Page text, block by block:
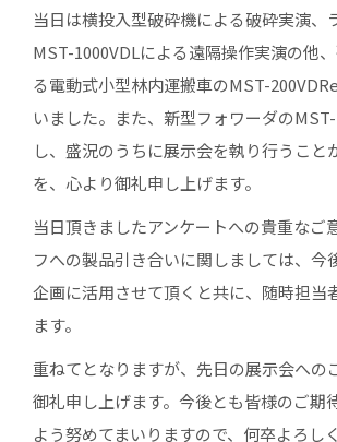
当日は横投入型破砕機による破砕実演、
MST-1000VDLによる遠隔操作実演の他
る電動式小型林内運搬車のMST-
いました。また、新型フォワーダの
し、盛況のうちに展示会を執り行うこと
を、心より御礼申し上げます。
当日頂きましたアンケートへの貴重なご
フへの製品引き合いに関しましては、今
企画に活用させて頂くと共に、随時担当
ます。
重ねてとなりますが、先日の展示会への
御礼申し上げます。今後とも皆様のご期
よう努めてまいりますので、何卒よろし